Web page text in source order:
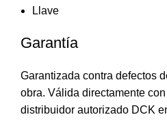
Llave
Garantía
Garantizada contra defectos
obra. Válida directamente
distribuidor autorizado DCK